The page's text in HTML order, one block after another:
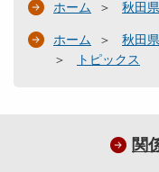
ホーム 秋田
ホーム 秋田
トピックス
関